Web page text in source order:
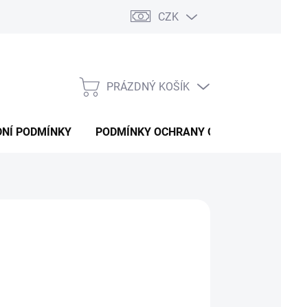
CZK
NÁKUPNÍ
PRÁZDNÝ KOŠÍK
PODMÍNKY PODMÍNKY OCHRANY OSOBNÍCH